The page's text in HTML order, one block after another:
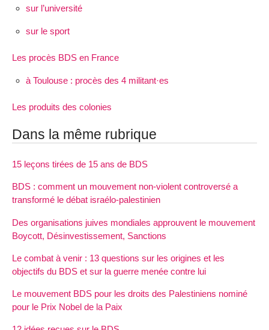
sur l’université
sur le sport
Les procès BDS en France
à Toulouse : procès des 4 militant·es
Les produits des colonies
Dans la même rubrique
15 leçons tirées de 15 ans de BDS
BDS : comment un mouvement non-violent controversé a
transformé le débat israélo-palestinien
Des organisations juives mondiales approuvent le mouvement
Boycott, Désinvestissement, Sanctions
Le combat à venir : 13 questions sur les origines et les
objectifs du BDS et sur la guerre menée contre lui
Le mouvement BDS pour les droits des Palestiniens nominé
pour le Prix Nobel de la Paix